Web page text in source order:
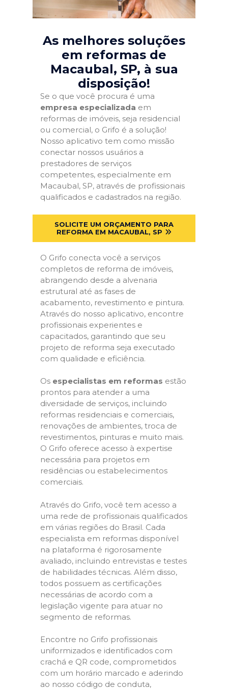
As melhores soluções
em reformas de
Macaubal, SP, à sua
disposição!
Se o que você procura é uma
empresa especializada em
reformas de imóveis, seja residencial
ou comercial, o Grifo é a solução!
Nosso aplicativo tem como missão
conectar nossos usuários a
prestadores de serviços
competentes, especialmente em
Macaubal, SP, através de profissionais
qualificados e cadastrados na região.
SOLICITE UM ORÇAMENTO PARA
REFORMA EM MACAUBAL, SP
O Grifo conecta você a serviços
completos de reforma de imóveis,
abrangendo desde a alvenaria
estrutural até as fases de
acabamento, revestimento e pintura.
Através do nosso aplicativo, encontre
profissionais experientes e
capacitados, garantindo que seu
projeto de reforma seja executado
com qualidade e eficiência.
Os especialistas em reformas estão
prontos para atender a uma
diversidade de serviços, incluindo
reformas residenciais e comerciais,
renovações de ambientes, troca de
revestimentos, pinturas e muito mais.
O Grifo oferece acesso à expertise
necessária para projetos em
residências ou estabelecimentos
comerciais.
Através do Grifo, você tem acesso a
uma rede de profissionais qualificados
em várias regiões do Brasil. Cada
especialista em reformas disponível
na plataforma é rigorosamente
avaliado, incluindo entrevistas e testes
de habilidades técnicas. Além disso,
todos possuem as certificações
necessárias de acordo com a
legislação vigente para atuar no
segmento de reformas.
Encontre no Grifo profissionais
uniformizados e identificados com
crachá e QR code, comprometidos
com um horário marcado e aderindo
ao nosso código de conduta,